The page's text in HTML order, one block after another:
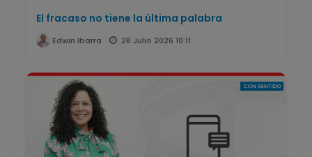
El fracaso no tiene la última palabra
Edwin Ibarra 28 Julio 2026 10:11